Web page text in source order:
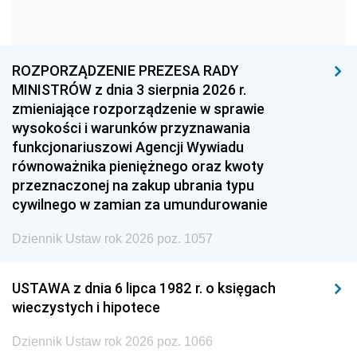
1957 1956
1954 1953
1951 1950
1948 1947
1945 1944 1939
1938 1937 1936
1935 1934
1929 1928 1927
ROZPORZĄDZENIE PREZESA RADY
MINISTRÓW z dnia 3 sierpnia 2026 r.
zmieniające rozporządzenie w sprawie
wysokości i warunków przyznawania
funkcjonariuszowi Agencji Wywiadu
równoważnika pieniężnego oraz kwoty
przeznaczonej na zakup ubrania typu
cywilnego w zamian za umundurowanie
Dziennik Ustaw rok 2026 poz. 1057
USTAWA z dnia 6 lipca 1982 r. o księgach
wieczystych i hipotece
Dziennik Ustaw rok 2026 poz. 1066